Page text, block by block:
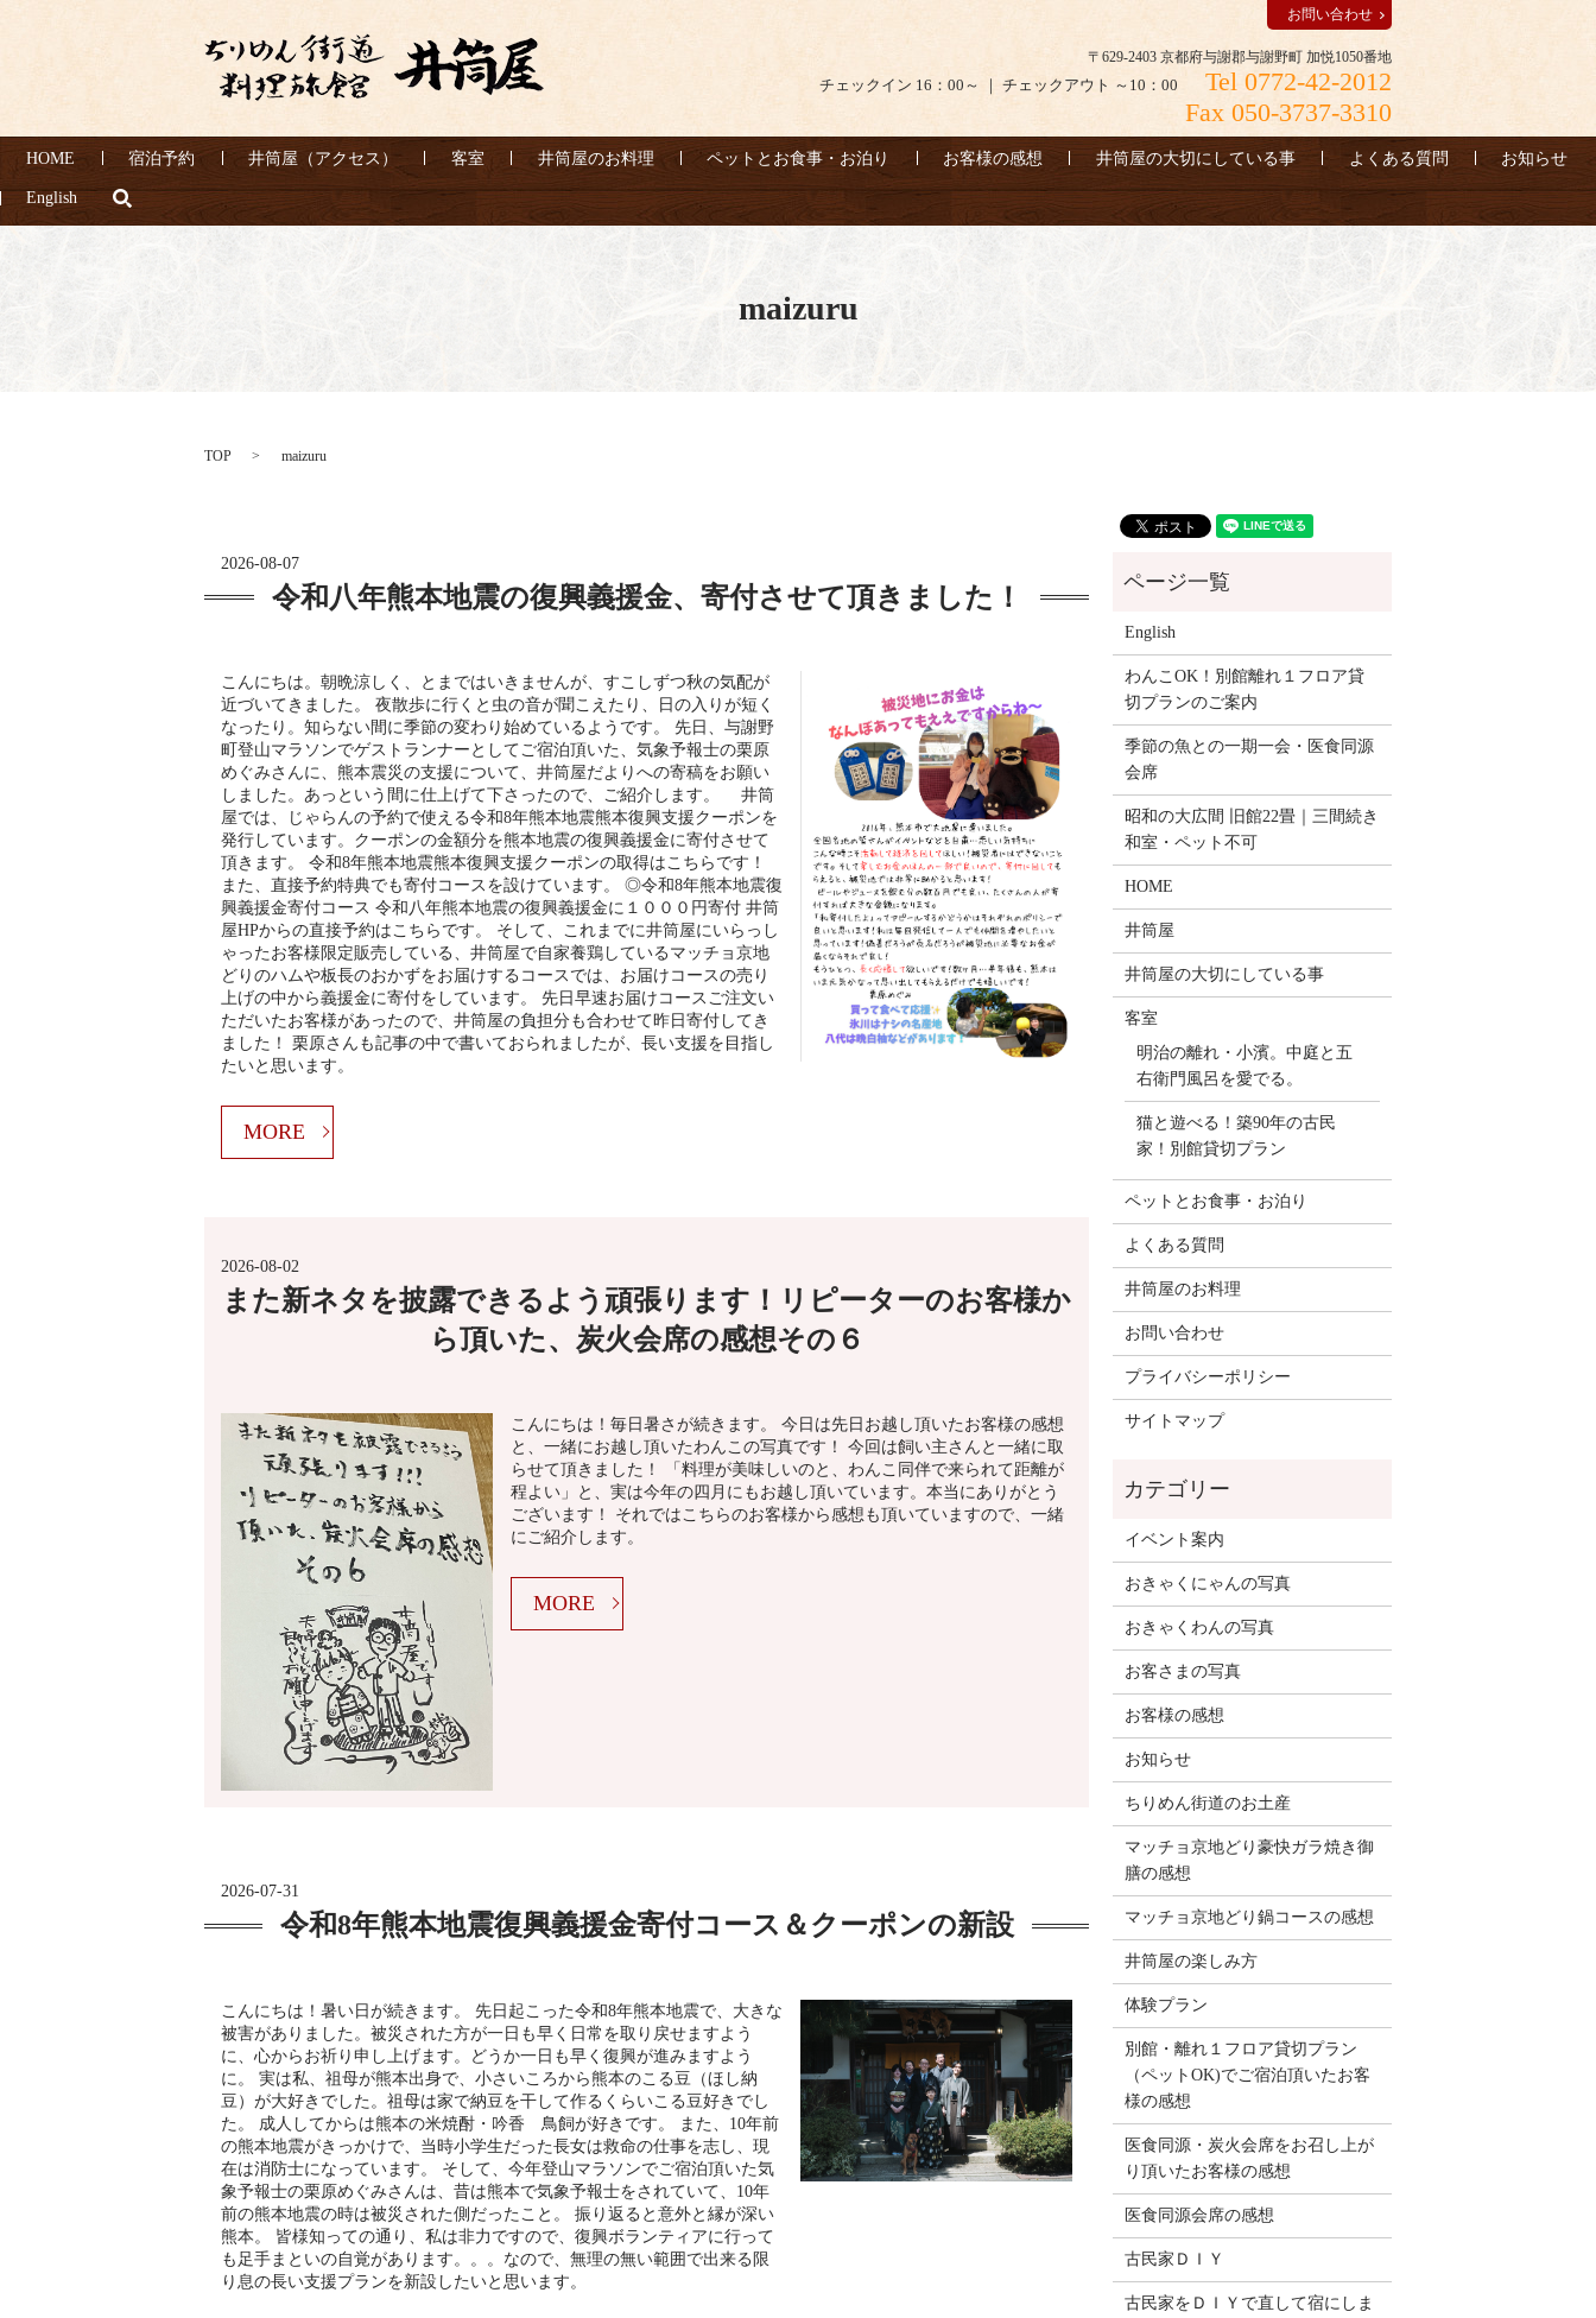
〒629-2403 京都府与謝郡与謝野町 加悦1050番地
チェックイン 16：00～ ｜ チェックアウト ～10：00
Tel 0772-42-2012
Fax 050-3737-3310
お問い合わせ
HOME 宿泊予約 井筒屋（アクセス） 客室 井筒屋のお料理 ペットとお食事・お泊り お客様の感想 井筒屋の大切にしている事 よくある質問 お知らせ
English
maizuru
TOP maizuru
2026-08-07
令和八年熊本地震の復興義援金、寄付させて頂きました！
こんにちは。朝晩涼しく、とまではいきませんが、すこしずつ秋の気配が
近づいてきました。 夜散歩に行くと虫の音が聞こえたり、日の入りが短く
なったり。知らない間に季節の変わり始めているようです。 先日、与謝野
町登山マラソンでゲストランナーとしてご宿泊頂いた、気象予報士の栗原
めぐみさんに、熊本震災の支援について、井筒屋だよりへの寄稿をお願い
しました。あっという間に仕上げて下さったので、ご紹介します。 井筒
屋では、じゃらんの予約で使える令和8年熊本地震熊本復興支援クーポンを
発行しています。クーポンの金額分を熊本地震の復興義援金に寄付させて
頂きます。 令和8年熊本地震熊本復興支援クーポンの取得はこちらです！
また、直接予約特典でも寄付コースを設けています。 ◎令和8年熊本地震復
興義援金寄付コース 令和八年熊本地震の復興義援金に１０００円寄付 井筒
屋HPからの直接予約はこちらです。 そして、これまでに井筒屋にいらっし
ゃったお客様限定販売している、井筒屋で自家養鶏しているマッチョ京地
どりのハムや板長のおかずをお届けするコースでは、お届けコースの売り
上げの中から義援金に寄付をしています。 先日早速お届けコースご注文い
ただいたお客様があったので、井筒屋の負担分も合わせて昨日寄付してき
ました！ 栗原さんも記事の中で書いておられましたが、長い支援を目指し
たいと思います。
MORE
2026-08-02
また新ネタを披露できるよう頑張ります！リピーターのお客様か
ら頂いた、炭火会席の感想その６
こんにちは！毎日暑さが続きます。 今日は先日お越し頂いたお客様の感想
と、一緒にお越し頂いたわんこの写真です！ 今回は飼い主さんと一緒に取
らせて頂きました！ 「料理が美味しいのと、わんこ同伴で来られて距離が
程よい」と、実は今年の四月にもお越し頂いています。本当にありがとう
ございます！ それではこちらのお客様から感想も頂いていますので、一緒
にご紹介します。
MORE
2026-07-31
令和8年熊本地震復興義援金寄付コース＆クーポンの新設
こんにちは！暑い日が続きます。 先日起こった令和8年熊本地震で、大きな
被害がありました。被災された方が一日も早く日常を取り戻せますよう
に、心からお祈り申し上げます。どうか一日も早く復興が進みますよう
に。 実は私、祖母が熊本出身で、小さいころから熊本のこる豆（ほし納
豆）が大好きでした。祖母は家で納豆を干して作るくらいこる豆好きでし
た。 成人してからは熊本の米焼酎・吟香 鳥飼が好きです。 また、10年前
の熊本地震がきっかけで、当時小学生だった長女は救命の仕事を志し、現
在は消防士になっています。 そして、今年登山マラソンでご宿泊頂いた気
象予報士の栗原めぐみさんは、昔は熊本で気象予報士をされていて、10年
前の熊本地震の時は被災された側だったこと。 振り返ると意外と縁が深い
熊本。 皆様知っての通り、私は非力ですので、復興ボランティアに行って
も足手まといの自覚があります。。。なので、無理の無い範囲で出来る限
り息の長い支援プランを新設したいと思います。
English
わんこOK！別館離れ１フロア貸
切プランのご案内
季節の魚との一期一会・医食同源
会席
昭和の大広間 旧館22畳｜三間続き
和室・ペット不可
HOME
井筒屋
井筒屋の大切にしている事
客室
明治の離れ・小濱。中庭と五
右衛門風呂を愛でる。
猫と遊べる！築90年の古民
家！別館貸切プラン
ペットとお食事・お泊り
よくある質問
井筒屋のお料理
お問い合わせ
プライバシーポリシー
サイトマップ
イベント案内
おきゃくにゃんの写真
おきゃくわんの写真
お客さまの写真
お客様の感想
お知らせ
ちりめん街道のお土産
マッチョ京地どり豪快ガラ焼き御
膳の感想
マッチョ京地どり鍋コースの感想
井筒屋の楽しみ方
体験プラン
別館・離れ１フロア貸切プラン
（ペットOK)でご宿泊頂いたお客
様の感想
医食同源・炭火会席をお召し上が
り頂いたお客様の感想
医食同源会席の感想
古民家ＤＩＹ
古民家をＤＩＹで直して宿にしま